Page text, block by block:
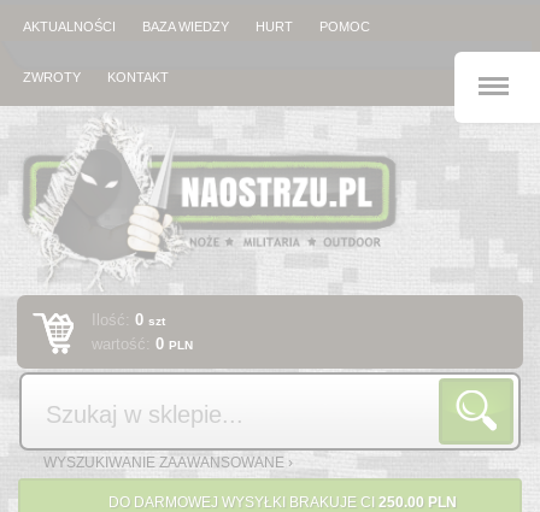
AKTUALNOŚCI BAZA WIEDZY HURT POMOC
ZWROTY KONTAKT
Ilość:0szt
wartość:0PLN
Szukaj
WYSZUKIWANIE ZAAWANSOWANE ›
DO DARMOWEJ WYSYŁKI BRAKUJE CI 250.00 PLN